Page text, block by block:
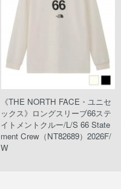
《THE NORTH FACE・ユニセ
ックス》ロングスリーブ66ステ
イトメントクルー/L/S 66 State
ment Crew（NT82689）2026F/
W